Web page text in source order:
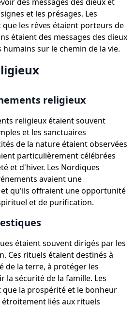
et les présages. Les
les rêves étaient porteurs de
étaient des messages des dieux
sur le chemin de la vie.
religieux
religieux étaient souvent
et les sanctuaires
de la nature étaient observées
particulièrement célébrées
et d'hiver. Les Nordiques
avaient une
qu'ils offraient une opportunité
et de purification.
étaient souvent dirigés par les
Ces rituels étaient destinés à
de la terre, à protéger les
la sécurité de la famille. Les
la prospérité et le bonheur
liés aux rituels